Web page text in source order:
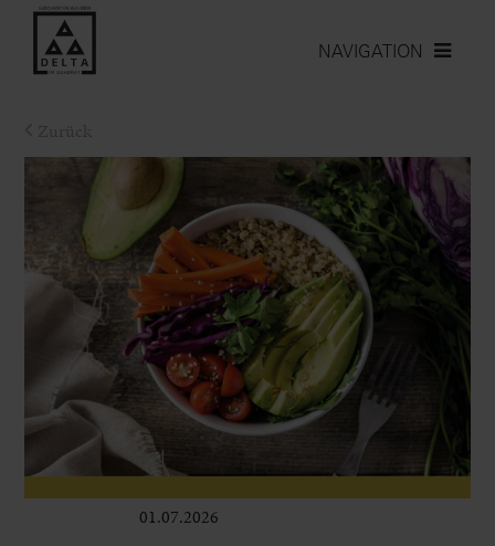
NAVIGATION
01.07.2026